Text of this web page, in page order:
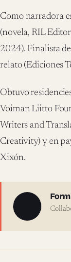
Como narradora
(novela, RIL
2024). Finalista
relato (Ediciones
Obtuvo
Voiman Liitto
Writers and
Creativity) y en
Xixón.
Sobre